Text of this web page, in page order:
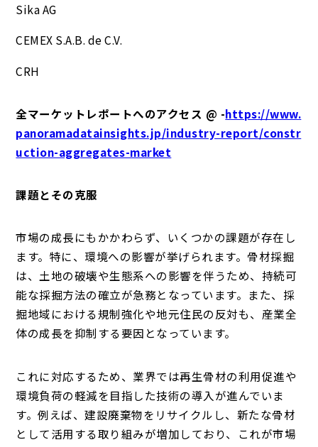
Sika AG
CEMEX S.A.B. de C.V.
CRH
全マーケットレポートへのアクセス @ -https://www.
panoramadatainsights.jp/industry-report/constr
uction-aggregates-market
課題とその克服
市場の成長にもかかわらず、いくつかの課題が存在し
ます。特に、環境への影響が挙げられます。骨材採掘
は、土地の破壊や生態系への影響を伴うため、持続可
能な採掘方法の確立が急務となっています。また、採
掘地域における規制強化や地元住民の反対も、産業全
体の成長を抑制する要因となっています。
これに対応するため、業界では再生骨材の利用促進や
環境負荷の軽減を目指した技術の導入が進んでいま
す。例えば、建設廃棄物をリサイクルし、新たな骨材
として活用する取り組みが増加しており、これが市場